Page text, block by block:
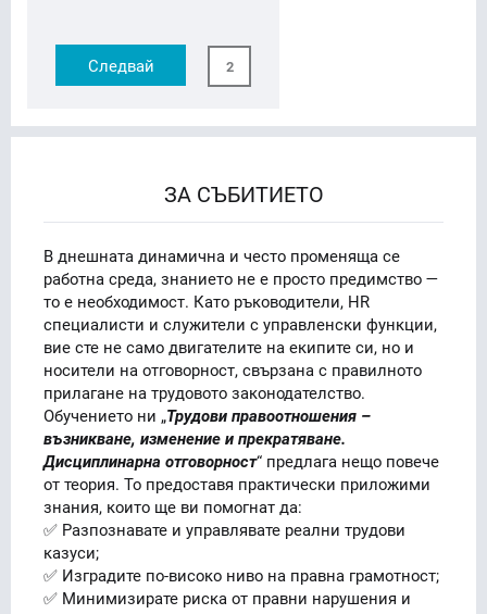
Следвай 2
ЗА СЪБИТИЕТО
В днешната динамична и често променяща се
работна среда, знанието не е просто предимство —
то е необходимост. Като ръководители, HR
специалисти и служители с управленски функции,
вие сте не само двигателите на екипите си, но и
носители на отговорност, свързана с правилното
прилагане на трудовото законодателство.
Обучението ни „Трудови правоотношения –
възникване, изменение и прекратяване.
Дисциплинарна отговорност“ предлага нещо повече
от теория. То предоставя практически приложими
знания, които ще ви помогнат да:
✅ Разпознавате и управлявате реални трудови
казуси;
✅ Изградите по-високо ниво на правна грамотност;
✅ Минимизирате риска от правни нарушения и